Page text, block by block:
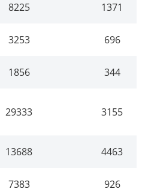
8225 1371
3253 696
1856 344
29333 3155
13688 4463
7383 926